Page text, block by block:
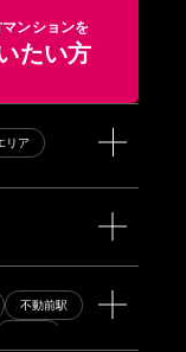
ンションを
たい方
リア
不動前駅